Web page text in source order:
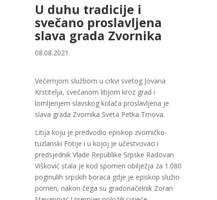
U duhu tradicije i
svečano proslavljena
slava grada Zvornika
08.08.2021.
Večernjom službom u crkvi svetog Jovana
Krstitelja, svečanom litijom kroz grad i
lomljenjem slavskog kolača proslavljena je
slava grada Zvornika Sveta Petka Trnova.
Litija koju je predvodio episkop zvorničko-
tuzlanski Fotije i u kojoj je učestvovao i
predsjednik Vlade Republike Srpske Radovan
Višković stala je kod spomen obilježja za 1.080
poginulih srpskih boraca gdje je episkop služio
pomen, nakon čega su gradonačelnik Zoran